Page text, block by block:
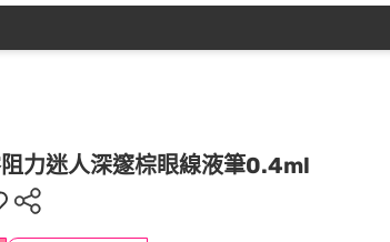
力迷人深邃棕眼線液筆0.4ml